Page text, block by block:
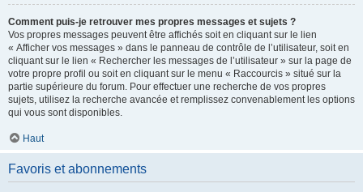
Comment puis-je retrouver mes propres messages et sujets ?
Vos propres messages peuvent être affichés soit en cliquant sur le lien
« Afficher vos messages » dans le panneau de contrôle de l’utilisateur, soit en
cliquant sur le lien « Rechercher les messages de l’utilisateur » sur la page de
votre propre profil ou soit en cliquant sur le menu « Raccourcis » situé sur la
partie supérieure du forum. Pour effectuer une recherche de vos propres
sujets, utilisez la recherche avancée et remplissez convenablement les options
qui vous sont disponibles.
Haut
Favoris et abonnements